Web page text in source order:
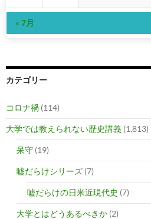
« 7月
カテゴリー
コロナ禍 (114)
大学では教えられない歴史講義 (1,813)
呆守 (19)
嘘だらけシリーズ (7)
嘘だらけの日米近現代史 (7)
大学とはどうあるべきか (2)